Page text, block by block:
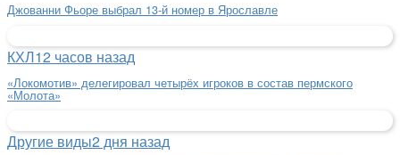
Джованни Фьоре выбрал 13-й номер в Ярославле
КХЛ12 часов назад
«Локомотив» делегировал четырёх игроков в состав пермского
«Молота»
Другие виды2 дня назад